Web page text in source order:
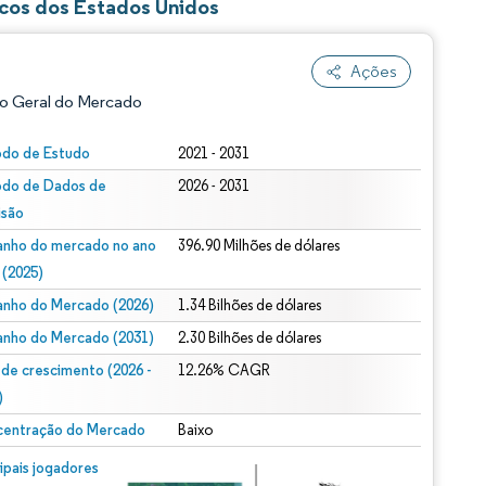
dos Estados Unidos
Ações
Geral do Mercado
de Estudo 2021 - 2031
de Dados de
2026 - 2031
do mercado no ano
396.90 Milhões de dólares
do Mercado (2026) 1.34 Bilhões de dólares
do Mercado (2031) 2.30 Bilhões de dólares
de crescimento (2026 -
12.26% CAGR
do Mercado Baixo
jogadores
© Mordor Intelligence. O reuso requer atribuição conforme CC BY 4.0.
CC BY 4.0.